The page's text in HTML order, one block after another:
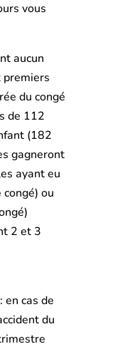
vous
aucun
premiers
du congé
de 112
(182
gagneront
ayant eu
ou
2 et 3
cas de
du